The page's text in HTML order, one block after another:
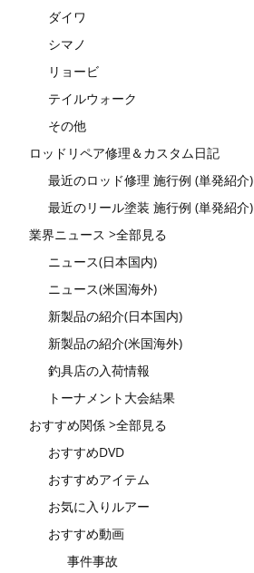
ダイワ
シマノ
リョービ
テイルウォーク
その他
ロッドリペア修理＆カスタム日記
最近のロッド修理 施行例 (単発紹介)
最近のリール塗装 施行例 (単発紹介)
業界ニュース >全部見る
ニュース(日本国内)
ニュース(米国海外)
新製品の紹介(日本国内)
新製品の紹介(米国海外)
釣具店の入荷情報
トーナメント大会結果
おすすめ関係 >全部見る
おすすめDVD
おすすめアイテム
お気に入りルアー
おすすめ動画
事件事故